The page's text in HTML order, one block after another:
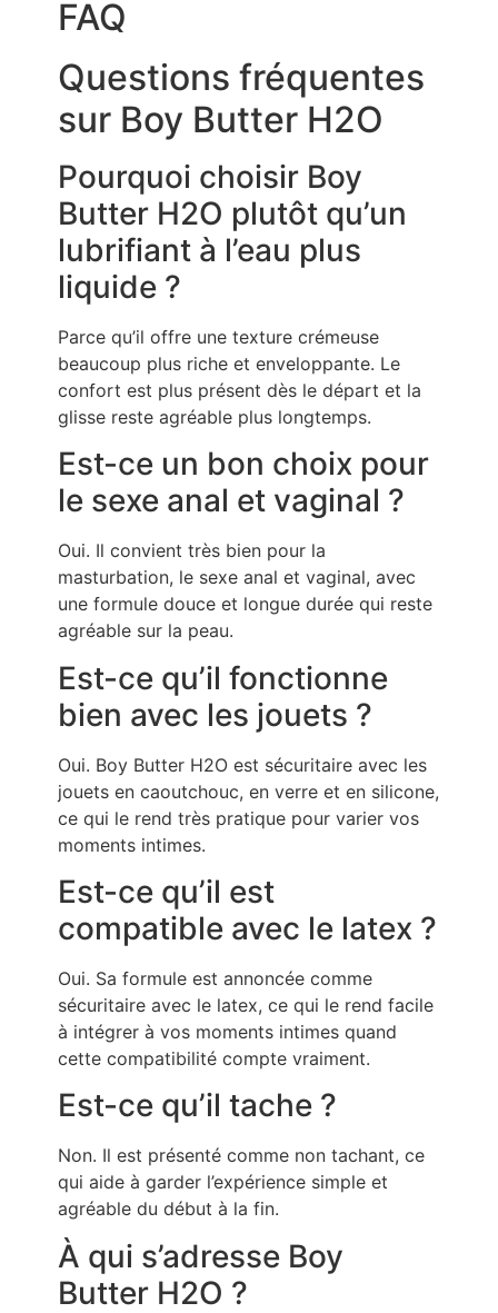
FAQ
Questions fréquentes
sur Boy Butter H2O
Pourquoi choisir Boy
Butter H2O plutôt qu’un
lubrifiant à l’eau plus
liquide ?
Parce qu’il offre une texture crémeuse
beaucoup plus riche et enveloppante. Le
confort est plus présent dès le départ et la
glisse reste agréable plus longtemps.
Est-ce un bon choix pour
le sexe anal et vaginal ?
Oui. Il convient très bien pour la
masturbation, le sexe anal et vaginal, avec
une formule douce et longue durée qui reste
agréable sur la peau.
Est-ce qu’il fonctionne
bien avec les jouets ?
Oui. Boy Butter H2O est sécuritaire avec les
jouets en caoutchouc, en verre et en silicone,
ce qui le rend très pratique pour varier vos
moments intimes.
Est-ce qu’il est
compatible avec le latex ?
Oui. Sa formule est annoncée comme
sécuritaire avec le latex, ce qui le rend facile
à intégrer à vos moments intimes quand
cette compatibilité compte vraiment.
Est-ce qu’il tache ?
Non. Il est présenté comme non tachant, ce
qui aide à garder l’expérience simple et
agréable du début à la fin.
À qui s’adresse Boy
Butter H2O ?